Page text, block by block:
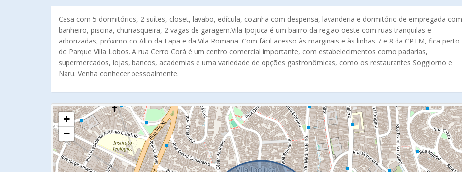
Casa com 5 dormitórios, 2 suítes, closet, lavabo, edícula, cozinha com despensa, lavanderia e dormitório de empregada com
banheiro, piscina, churrasqueira, 2 vagas de garagem.Vila Ipojuca é um bairro da região oeste com ruas tranquilas e
arborizadas, próximo do Alto da Lapa e da Vila Romana. Com fácil acesso às marginais e às linhas 7 e 8 da CPTM, fica perto
do Parque Villa Lobos. A rua Cerro Corá é um centro comercial importante, com estabelecimentos como padarias,
supermercados, lojas, bancos, academias e uma variedade de opções gastronômicas, como os restaurantes Soggiorno e
Naru. Venha conhecer pessoalmente.
+
−